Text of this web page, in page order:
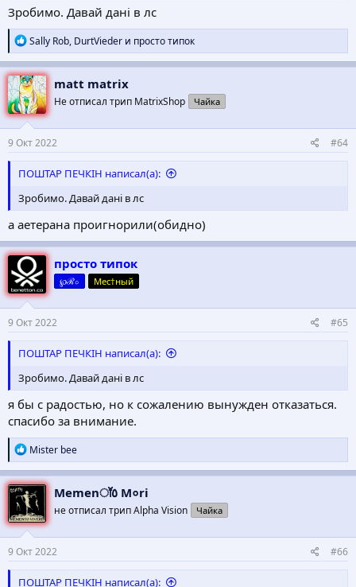
Зробимо. Давай дані в лс
Р
е
а
к
ц
и
и
:
Sally Rob, DurtVieder и просто типок
matt matrix
Не отписал трип MatrixShop Чайка
9 Окт 2022 #64
ПОШТАР ПЕЧКІН написал(а):
Зробимо. Давай дані в лс
а аетерана проигнорили(обидно)
просто типок
℘ℛ০ Мес†ный
9 Окт 2022 #65
ПОШТАР ПЕЧКІН написал(а):
Зробимо. Давай дані в лс
я бы с радостью, но к сожалению вынужден отказаться.
спасибо за внимание.
Р
е
а
к
ц
и
и
:
Mister bee
Memenॉ٥ M०ri
не отписал трип Alpha Vision Чайка
9 Окт 2022 #66
ПОШТАР ПЕЧКІН написал(а):